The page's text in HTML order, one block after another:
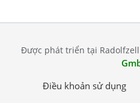
Được phát triển tại
Điều khoản sử dụng